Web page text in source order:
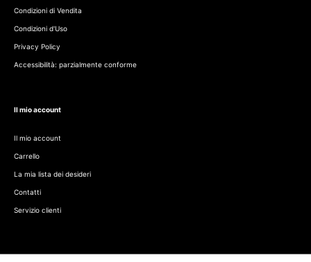
Condizioni di Vendita
Condizioni d'Uso
Privacy Policy
Accessibilità: parzialmente conforme
Il mio account
Il mio account
Carrello
La mia lista dei desideri
Contatti
Servizio clienti